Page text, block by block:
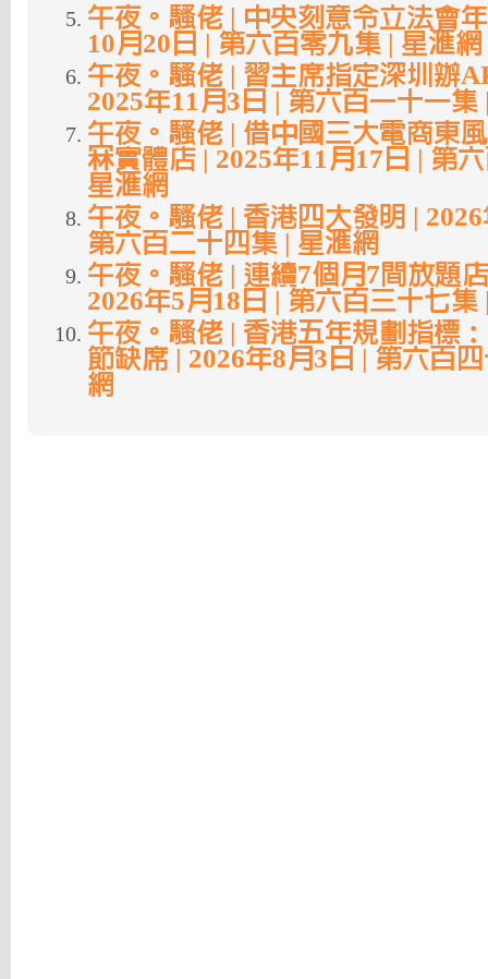
午夜。騷佬 | 中央刻意令立法會
10月20日 | 第六百零九集 | 星滙網
午夜。騷佬 | 習主席指定深圳辦
2025年11月3日 | 第六百一十一集
午夜。騷佬 | 借中國三大電商東
冧實體店 | 2025年11月17日 | 第
星滙網
午夜。騷佬 | 香港四大發明 |
第六百二十四集 | 星滙網
午夜。騷佬 | 連續7個月7間放題
2026年5月18日 | 第六百三十七集
午夜。騷佬 | 香港五年規劃指標
節缺席 | 2026年8月3日 | 第六百
網